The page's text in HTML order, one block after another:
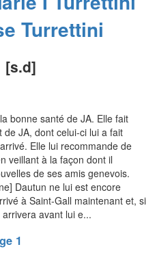
Turrettini
[s.d]
bonne santé de JA. Elle fait
JA, dont celui-ci lui a fait
Elle lui recommande de
veillant à la façon dont il
de ses amis genevois.
Dautun ne lui est encore
à Saint-Gall maintenant et, si
avant lui e...
1